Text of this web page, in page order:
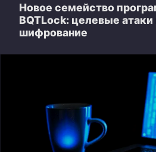
Новое семейство
BQTLock: целевые атаки
шифрование